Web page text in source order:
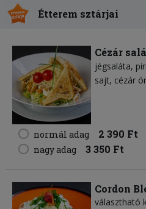
Étterem sztárjai
Cézár
jégsaláta
sajt cézár
normál adag 2 390 Ft
nagy adag 3 350 Ft
Cordon
választható